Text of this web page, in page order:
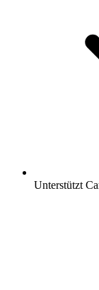
Unterstützt